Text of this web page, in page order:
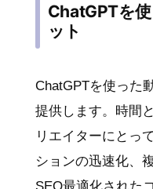
ChatGPTを
ット
ChatGPTを使った
提供します。時間
リエイターにとっ
ションの迅速化、